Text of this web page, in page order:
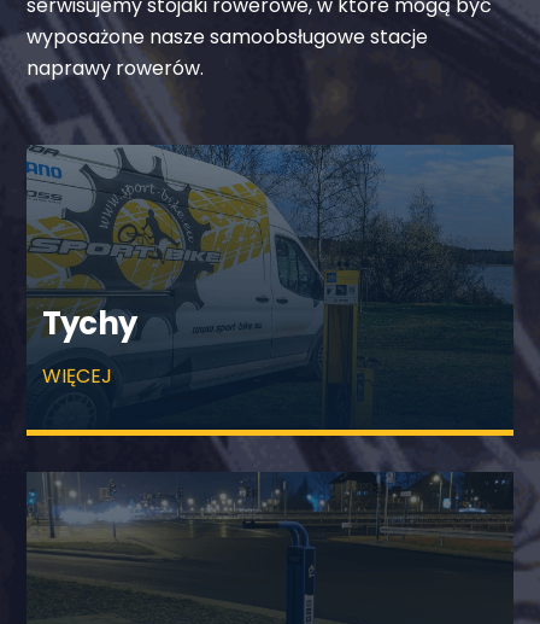
wyposażone nasze samoobsługowe stacje
naprawy rowerów.
Tychy
WIĘCEJ